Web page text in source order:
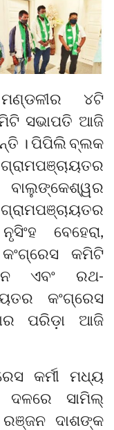
୪ଟି
ସଭାପତି ଆଜି
। ପିପିଲି ବ୍ଲକ
ବେହେରା,
କମିଟି
ଏବଂ ରଥ-
କଂଗ୍ରେସ
ପରିଡ଼ା ଆଜି
କର୍ମୀ ମଧ୍ୟ
ଦଳରେ ସାମିଲ୍
ଦାଶଙ୍କ